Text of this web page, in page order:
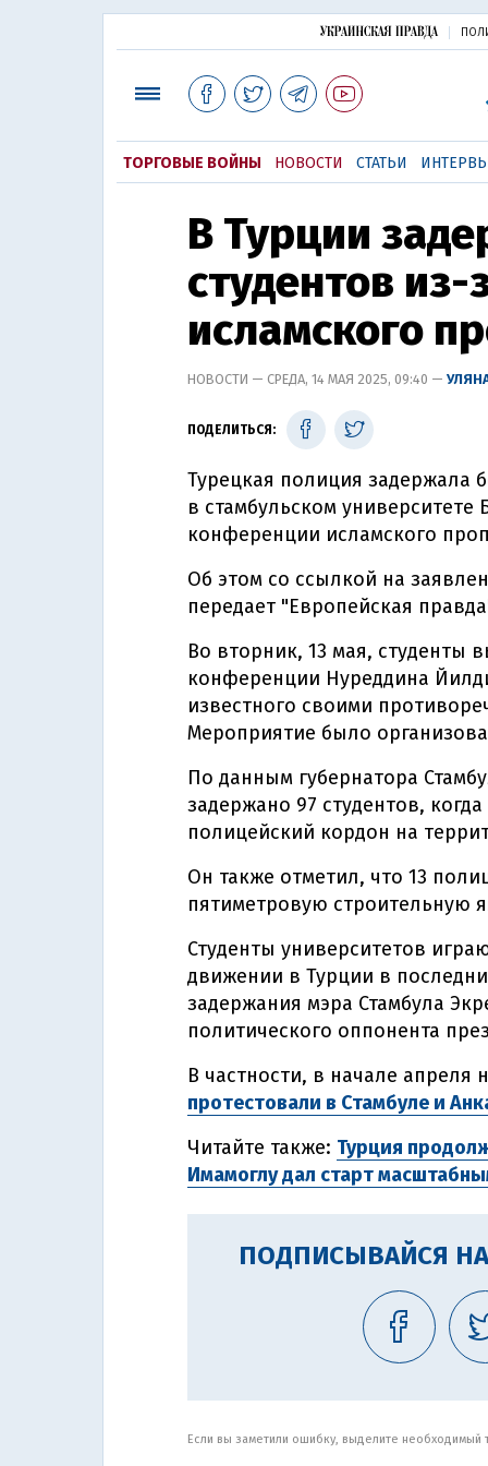
ТОРГОВЫЕ ВОЙНЫ НОВОСТИ СТАТЬИ
В Турции
студентов из-
исламского
НОВОСТИ — СРЕДА, 14 МАЯ 2025, 09:40 —
ПОДЕЛИТЬСЯ:
Турецкая полиция задержала
в стамбульском университете
конференции исламского
Об этом со ссылкой на
передает "Европейская
Во вторник, 13 мая, студенты
конференции Нуреддина
известного своими
Мероприятие было
По данным губернатора
задержано 97 студентов,
полицейский кордон на
Он также отметил, что 13
пятиметровую строительную
Студенты университетов
движении в Турции в
задержания мэра Стамбула
политического оппонента
В частности, в начале апреля
протестовали в Стамбуле и
Читайте также: Турция
Имамоглу дал старт
ПОДПИСЫВАЙСЯ
Если вы заметили ошибку, выделите необходимый